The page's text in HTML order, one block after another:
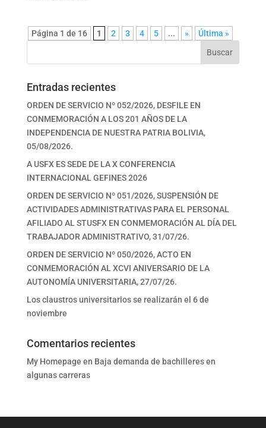
Página 1 de 16 1 2 3 4 5 ... »
Última »
Buscar
Entradas recientes
ORDEN DE SERVICIO Nº 052/2026, DESFILE EN
CONMEMORACIÓN A LOS 201 AÑOS DE LA
INDEPENDENCIA DE NUESTRA PATRIA BOLIVIA,
05/08/2026.
A USFX ES SEDE DE LA X CONFERENCIA
INTERNACIONAL GEFINES 2026
ORDEN DE SERVICIO Nº 051/2026, SUSPENSIÓN DE
ACTIVIDADES ADMINISTRATIVAS PARA EL PERSONAL
AFILIADO AL STUSFX EN CONMEMORACIÓN AL DÍA DEL
TRABAJADOR ADMINISTRATIVO, 31/07/26.
ORDEN DE SERVICIO Nº 050/2026, ACTO EN
CONMEMORACIÓN AL XCVI ANIVERSARIO DE LA
AUTONOMÍA UNIVERSITARIA, 27/07/26.
Los claustros universitarios se realizarán el 6 de
noviembre
Comentarios recientes
My Homepage en Baja demanda de bachilleres en
algunas carreras